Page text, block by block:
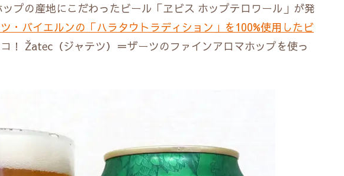
プの産地にこだわったビール「ヱビス ホップテロワール」が発
・バイエルンの「ハラタウトラディション」を100%使用したビ
！ Žatec（ジャテツ）＝ザーツのファインアロマホップを使っ